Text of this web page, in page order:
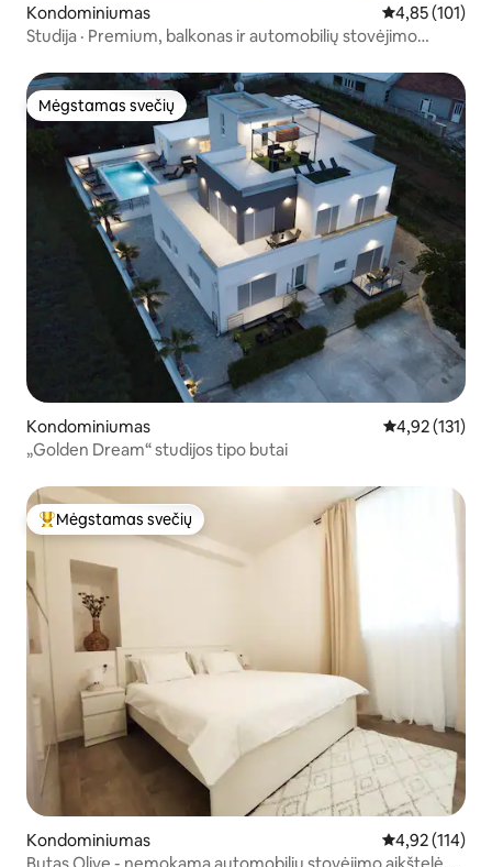
Kondominiumas Vidutinis
4,85 (101)
Studija · Premium, balkonas ir automobilių stovėjimo
Mėgstamas svečių
Mėgstamas svečių
Kondominiumas Vidutinis
4,92 (131)
„Golden Dream“ studijos tipo butai
Svečių mėgstamiausias
Mėgstamas svečių
Kondominiumas Vidutinis
4,92 (114)